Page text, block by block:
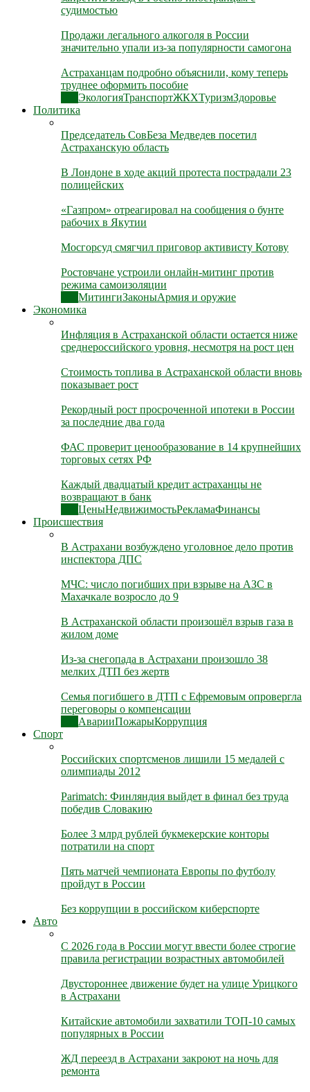
судимостью
Продажи легального алкоголя в России
значительно упали из-за популярности самогона
Астраханцам подробно объяснили, кому теперь
труднее оформить пособие
ЭкологияТранспортЖКХТуризмЗдоровье
Политика
Председатель СовБеза Медведев посетил
Астраханскую область
В Лондоне в ходе акций протеста пострадали 23
полицейских
«Газпром» отреагировал на сообщения о бунте
рабочих в Якутии
Мосгорсуд смягчил приговор активисту Котову
Ростовчане устроили онлайн-митинг против
режима самоизоляции
МитингиЗаконыАрмия и оружие
Экономика
Инфляция в Астраханской области остается ниже
среднероссийского уровня, несмотря на рост цен
Стоимость топлива в Астраханской области вновь
показывает рост
Рекордный рост просроченной ипотеки в России
за последние два года
ФАС проверит ценообразование в 14 крупнейших
торговых сетях РФ
Каждый двадцатый кредит астраханцы не
возвращают в банк
ЦеныНедвижимостьРекламаФинансы
Происшествия
В Астрахани возбуждено уголовное дело против
инспектора ДПС
МЧС: число погибших при взрыве на АЗС в
Махачкале возросло до 9
В Астраханской области произошёл взрыв газа в
жилом доме
Из-за снегопада в Астрахани произошло 38
мелких ДТП без жертв
Семья погибшего в ДТП с Ефремовым опровергла
переговоры о компенсации
АварииПожарыКоррупция
Спорт
Российских спортсменов лишили 15 медалей с
олимпиады 2012
Parimatch: Финляндия выйдет в финал без труда
победив Словакию
Более 3 млрд рублей букмекерские конторы
потратили на спорт
Пять матчей чемпионата Европы по футболу
пройдут в России
Без коррупции в российском киберспорте
Авто
С 2026 года в России могут ввести более строгие
правила регистрации возрастных автомобилей
Двустороннее движение будет на улице Урицкого
в Астрахани
Китайские автомобили захватили ТОП-10 самых
популярных в России
ЖД переезд в Астрахани закроют на ночь для
ремонта